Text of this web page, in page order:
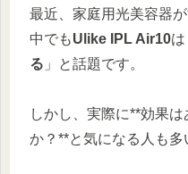
最近、家庭用光美容器
中でもUlike IPL Air10は
る 」と話題です。
しかし、実際に**効果
か？**と気になる人も多